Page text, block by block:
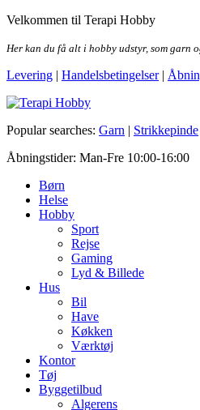
Skip
the
Velkommen til Terapi Hobby
Her kan du få alt i hobby udstyr, som garn
Levering | Handelsbetingelser|
Terapi Hobby
Popular searches: Garn | Strikkepinde
Åbningstider: Man-Fre 10:00-16:00
Børn
Helse
Hobby
Sport
Rejse
Gaming
Lyd & Billede
Hus
Bil
Have
Køkken
Værktøj
Kontor
Tøj
Byggetilbud
Algerens